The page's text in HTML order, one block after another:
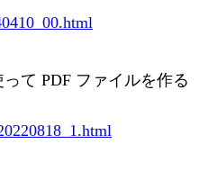
て PDF ファイルを作る